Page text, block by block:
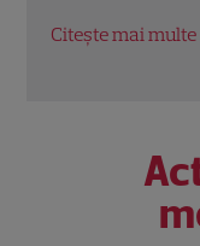
Citește mai multe